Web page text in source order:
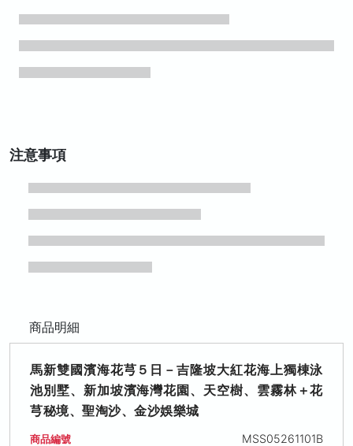
注意事項
商品明細
馬新雙國濱海花芎５日－吉隆坡大紅花海上獨棟泳
池別墅、新加坡濱海灣花園、天空樹、雲霧林＋花
芎秘境、聖淘沙、金沙娛樂城
商品編號 MSS05261101B